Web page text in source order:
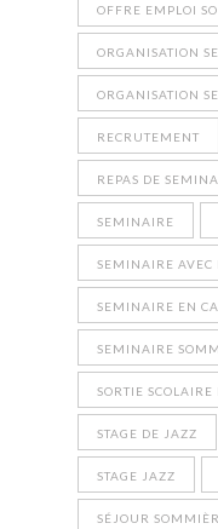
OFFRE EMPLOI
ORGANISATION
ORGANISATION
RECRUTEMENT
REPAS DE
SEMINAIRE
SEMINAIRE AVEC
SEMINAIRE EN
SEMINAIRE
SORTIE
STAGE DE JAZZ
STAGE JAZZ
SÉJOUR